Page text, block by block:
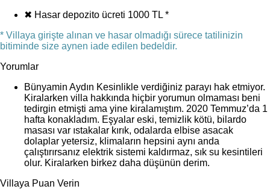
✖ Hasar depozito ücreti 1000 TL *
* Villaya girişte alınan ve hasar olmadığı sürece tatilinizin
bitiminde size aynen iade edilen bedeldir.
Yorumlar
Bünyamin Aydın Kesinlikle verdiğiniz parayı hak etmiyor.
Kiralarken villa hakkında hiçbir yorumun olmaması beni
tedirgin etmişti ama yine kiralamıştım. 2020 Temmuz’da 1
hafta konakladım. Eşyalar eski, temizlik kötü, bilardo
masası var ıstakalar kırık, odalarda elbise asacak
dolaplar yetersiz, klimaların hepsini aynı anda
çalıştırırsanız elektrik sistemi kaldırmaz, sık su kesintileri
olur. Kiralarken birkez daha düşünün derim.
Villaya Puan Verin